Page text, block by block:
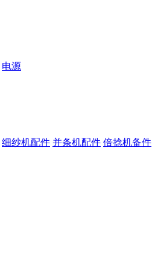
电源
细纱机配件 并条机配件 倍捻机备件